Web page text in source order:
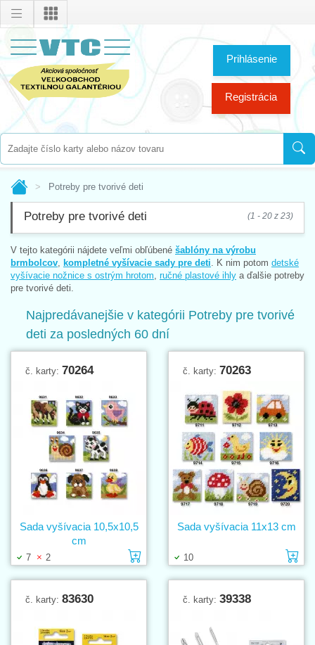
Prihlásenie
Registrácia
Potreby pre tvorivé deti
Potreby pre tvorivé deti (1 - 20 z 23)
V tejto kategórii nájdete veľmi obľúbené šablóny na výrobu
brmbolcov
kompletné vyšívacie sady pre deti . K nim potom detské
vyšívacie nožnice s ostrým hrotom ručné plastové ihly a ďalšie potreby
pre tvorivé deti.
Najpredávanejšie v kategórii Potreby pre tvorivé
deti za posledných 60 dní
č. karty: 70264
7 2 Vložiť do košíka
Sada vyšívacia 10,5x10,5
cm
č. karty: 70263
10
Sada vyšívacia 11x13 cm
č. karty: 83630 č. karty: 39338